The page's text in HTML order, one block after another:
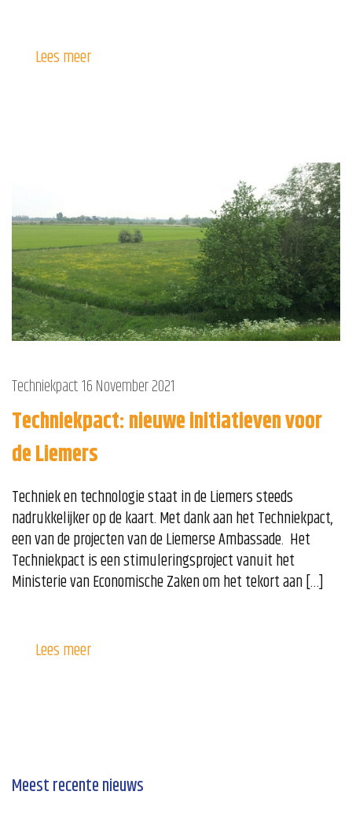
Lees meer
Techniekpact16 November 2021
Techniekpact: nieuwe initiatieven voor
de Liemers
Techniek en technologie staat in de Liemers steeds
nadrukkelijker op de kaart. Met dank aan het Techniekpact,
een van de projecten van de Liemerse Ambassade. Het
Techniekpact is een stimuleringsproject vanuit het
Ministerie van Economische Zaken om het tekort aan […]
Lees meer
Meest recente nieuws